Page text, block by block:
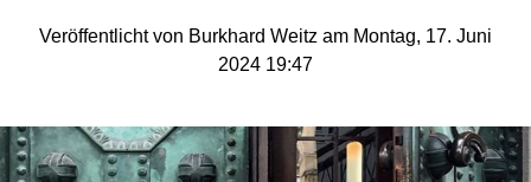
Veröffentlicht von Burkhard Weitz am Montag, 17. Juni
2024 19:47